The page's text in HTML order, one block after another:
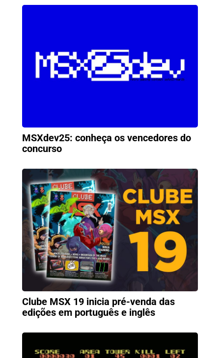
MSXdev25: conheça os vencedores do
concurso
Clube MSX 19 inicia pré-venda das
edições em português e inglês